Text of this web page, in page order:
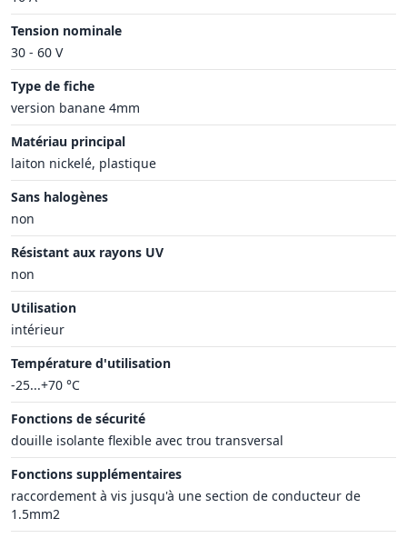
Tension nominale
30 - 60 V
Type de fiche
version banane 4mm
Matériau principal
laiton nickelé, plastique
Sans halogènes
non
Résistant aux rayons UV
non
Utilisation
intérieur
Température d'utilisation
-25...+70 °C
Fonctions de sécurité
douille isolante flexible avec trou transversal
Fonctions supplémentaires
raccordement à vis jusqu'à une section de conducteur de
1.5mm2